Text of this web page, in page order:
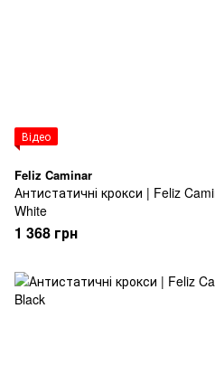
Відео
Feliz Caminar
Антистатичні крокси | Feliz
White
1 368 грн